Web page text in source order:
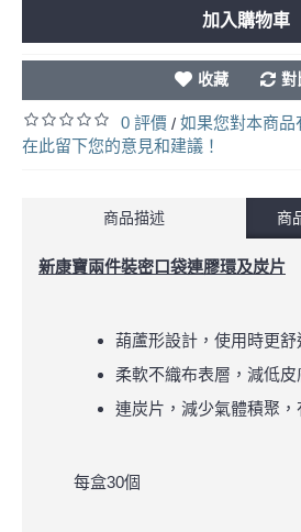
加入購物車
收藏 對
0 評價 / 如果您對本商
在此留下您的意見和建議！
商品描述 商
新康寶兩件裝密口袋連膠環及炭片
葫蘆形設計，使用時更舒
柔軟不織布表層，減低
連炭片，減少氣體積聚，
每盒30個